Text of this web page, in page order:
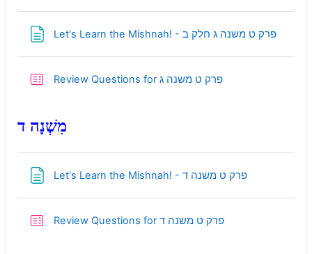
Let's Learn the Mishnah! - פרק ט משנה ג חלק בPage
Review Questions for פרק ט משנה גQuiz
מִשְׁנָה ד
Let's Learn the Mishnah! - פרק ט משנה דPage
Review Questions for פרק ט משנה דQuiz